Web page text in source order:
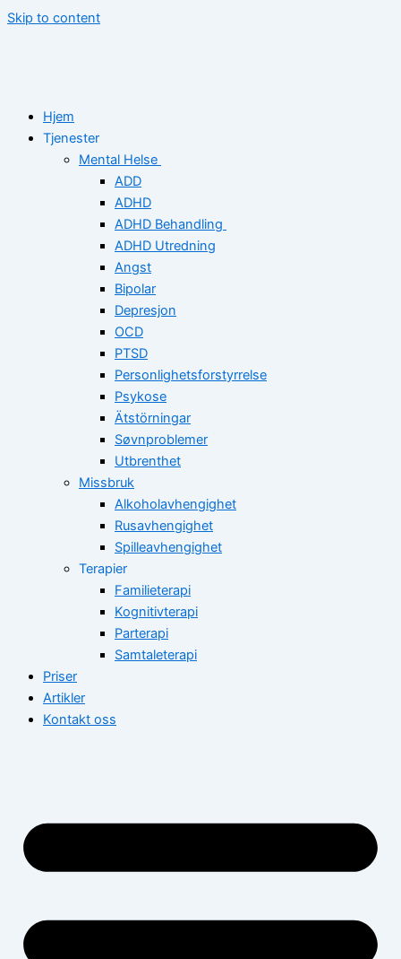
Skip to content
Hjem
Tjenester
Mental Helse
ADD
ADHD
ADHD Behandling
ADHD Utredning
Angst
Bipolar
Depresjon
OCD
PTSD
Personlighetsforstyrrelse
Psykose
Ätstörningar
Søvnproblemer
Utbrenthet
Missbruk
Alkoholavhengighet
Rusavhengighet
Spilleavhengighet
Terapier
Familieterapi
Kognitivterapi
Parterapi
Samtaleterapi
Priser
Artikler
Kontakt oss